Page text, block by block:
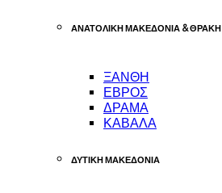
ΑΝΑΤΟΛΙΚΗ ΜΑΚΕΔΟΝΙΑ & ΘΡΑΚΗ
ΞΑΝΘΗ
ΕΒΡΟΣ
ΔΡΑΜΑ
ΚΑΒΑΛΑ
ΔΥΤΙΚΗ ΜΑΚΕΔΟΝΙΑ